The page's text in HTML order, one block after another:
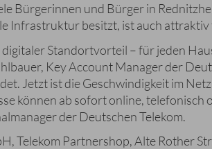
Bürgerinnen und Bürger in
Infrastruktur besitzt, ist auch
Standortvorteil – für jeden
Key Account Manager der
Jetzt ist die Geschwindigkeit im
können ab sofort online, telefonisch
der Deutschen Telekom.
Telekom Partnershop, Alte Rother